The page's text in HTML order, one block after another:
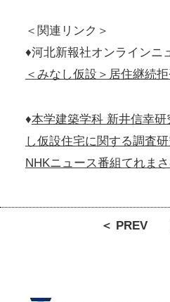
＜関連リンク＞
♦河北新報社オンラインニ
＜みなし仮設＞居住継続
♦本学建築学科 新井信幸
し仮設住宅に関する調査
NHKニュース番組てれま
＜ PREV